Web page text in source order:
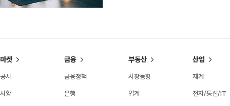
마켓
공시
시황
금융
금융정책
은행
부동산
시장동향
업계
산업
재계
전자/통신/IT